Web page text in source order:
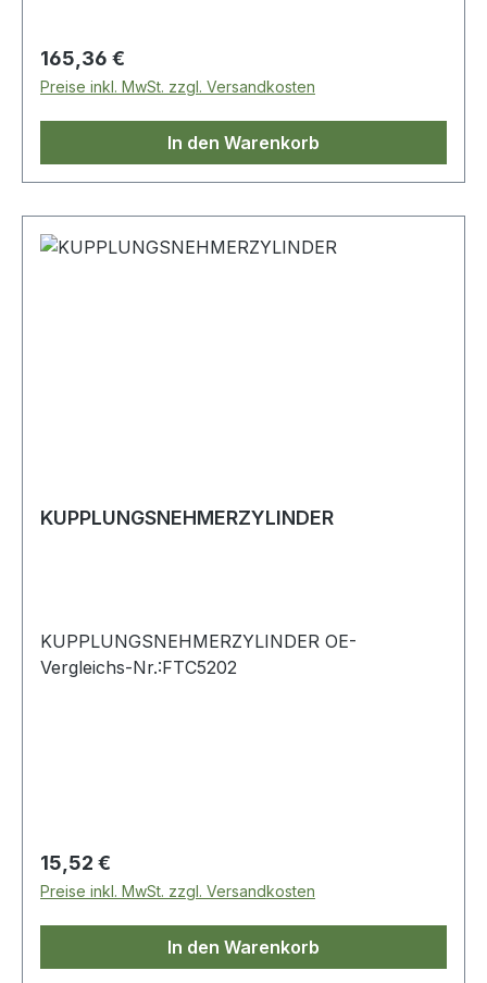
Regulärer Preis:
165,36 €
Preise inkl. MwSt. zzgl. Versandkosten
In den Warenkorb
KUPPLUNGSNEHMERZYLINDER
KUPPLUNGSNEHMERZYLINDER OE-
Vergleichs-Nr.:FTC5202
Regulärer Preis:
15,52 €
Preise inkl. MwSt. zzgl. Versandkosten
In den Warenkorb